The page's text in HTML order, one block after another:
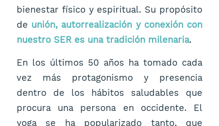
bienestar físico y espiritual. Su propósito
de unión, autorrealización y conexión con
nuestro SER es una tradición milenaria.
En los últimos 50 años ha tomado cada
vez más protagonismo y presencia
dentro de los hábitos saludables que
procura una persona en occidente. El
yoga se ha popularizado tanto, que